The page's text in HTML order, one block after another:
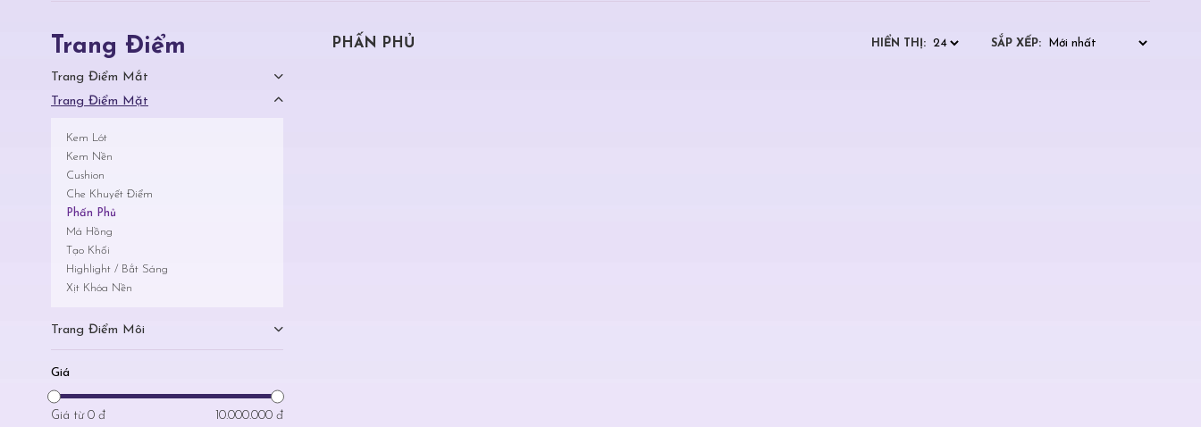
Trang Điểm
Trang Điểm Mắt
Trang Điểm Mặt
Kem Lót
Kem Nền
Cushion
Che Khuyết Điểm
Phấn Phủ
Má Hồng
Tạo Khối
Highlight / Bắt Sáng
Xịt Khóa Nền
Trang Điểm Môi
Giá
Giá từ 0 đ 10.000.000 đ
PHẤN PHỦ HIỂN THỊ: SẮP XẾP: